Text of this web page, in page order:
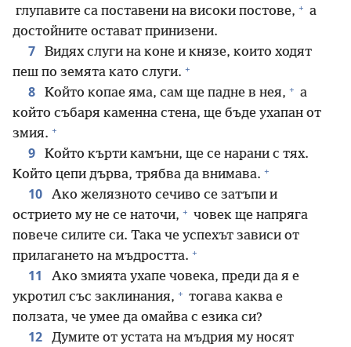
глупавите са поставени на високи постове, + а
достойните остават принизени.
7
Видях слуги на коне и князе, които ходят
пеш по земята като слуги. +
8 Който копае яма, сам ще падне в нея, + а
който събаря каменна стена, ще бъде ухапан от
змия. +
9
Който кърти камъни, ще се нарани с тях.
Който цепи дърва, трябва да внимава. +
10
Ако желязното сечиво се затъпи и
острието му не се наточи, + човек ще напряга
повече силите си. Така че успехът зависи от
прилагането на мъдростта. +
11
Ако змията ухапе човека, преди да я е
укротил със заклинания, + тогава каква е
ползата, че умее да омайва с езика си?
12
Думите от устата на мъдрия му носят